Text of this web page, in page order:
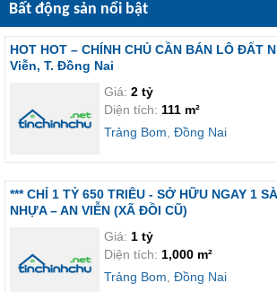
Bất động sản nổi bật
HOT HOT – CHÍNH CHỦ CẦN BÁN LÔ ĐẤT
Viễn, T. Đồng Nai
Giá: 2 tỷ
Diện tích: 111 m²
Trảng Bom Đồng Nai
*** CHỈ 1 TỶ 650 TRIÊU - SỞ HỮU NGAY 1
NHỰA – AN VIỄN (XÃ ĐỒI CŨ)
Giá: 1 tỷ
Diện tích: 1,000 m²
Trảng Bom Đồng Nai